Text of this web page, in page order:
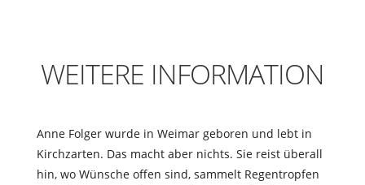
WEITERE INFORMATION
Anne Folger wurde in Weimar geboren und lebt in
Kirchzarten. Das macht aber nichts. Sie reist überall
hin, wo Wünsche offen sind, sammelt Regentropfen